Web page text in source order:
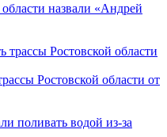
назвали «Андрей
Ростовской области от